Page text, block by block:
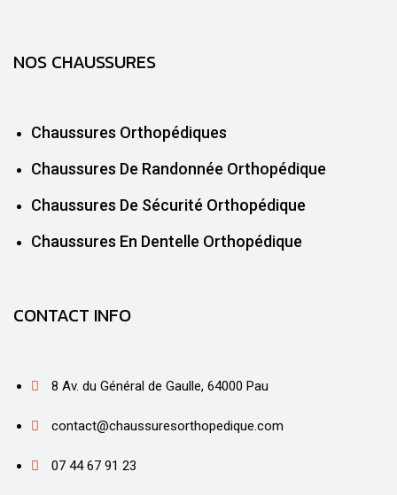
NOS CHAUSSURES
Chaussures Orthopédiques
Chaussures De Randonnée Orthopédique
Chaussures De Sécurité Orthopédique
Chaussures En Dentelle Orthopédique
CONTACT INFO
8 Av. du Général de Gaulle, 64000 Pau
contact@chaussuresorthopedique.com
07 44 67 91 23